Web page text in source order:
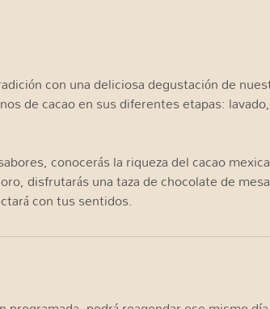
con una deliciosa degustación de
de cacao en sus diferentes etapas:
conocerás la riqueza del cacao
disfrutarás una taza de chocolate de